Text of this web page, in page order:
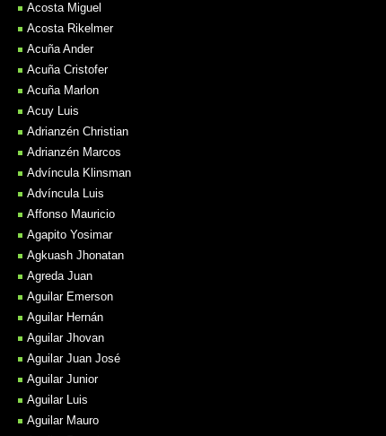
Acosta Miguel
Acosta Rikelmer
Acuña Ander
Acuña Cristofer
Acuña Marlon
Acuy Luis
Adrianzén Christian
Adrianzén Marcos
Advíncula Klinsman
Advíncula Luis
Affonso Mauricio
Agapito Yosimar
Agkuash Jhonatan
Agreda Juan
Aguilar Emerson
Aguilar Hernán
Aguilar Jhovan
Aguilar Juan José
Aguilar Junior
Aguilar Luis
Aguilar Mauro